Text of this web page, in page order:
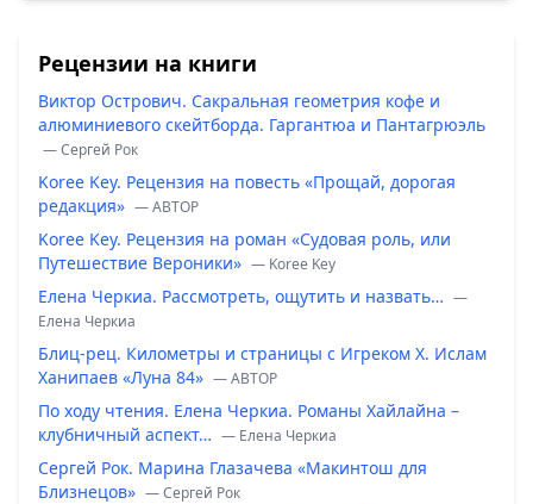
Рецензии на книги
Виктор Острович. Сакральная геометрия кофе и
алюминиевого скейтборда. Гаргантюа и Пантагрюэль
— Сергей Рок
Koree Key. Рецензия на повесть «Прощай, дорогая
редакция» — ABTOP
Koree Key. Рецензия на роман «Судовая роль, или
Путешествие Вероники» — Koree Key
Елена Черкиа. Рассмотреть, ощутить и назвать… —
Елена Черкиа
Блиц-рец. Километры и страницы с Игреком Х. Ислам
Ханипаев «Луна 84» — ABTOP
По ходу чтения. Елена Черкиа. Романы Хайлайна –
клубничный аспект… — Елена Черкиа
Сергей Рок. Марина Глазачева «Макинтош для
Близнецов» — Сергей Рок